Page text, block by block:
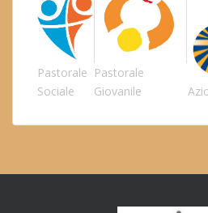
Pastorale
Sociale
Pastorale
Giovanile